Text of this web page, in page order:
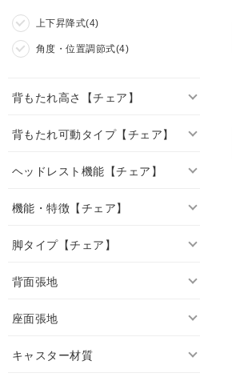
上下昇降式(4)
角度・位置調節式(4)
背もたれ高さ【チェア】
背もたれ可動タイプ【チェア】
ヘッドレスト機能【チェア】
機能・特徴【チェア】
脚タイプ【チェア】
背面張地
座面張地
キャスター材質